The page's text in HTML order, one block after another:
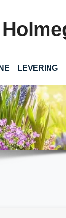
(CURRENT)
LEVERING